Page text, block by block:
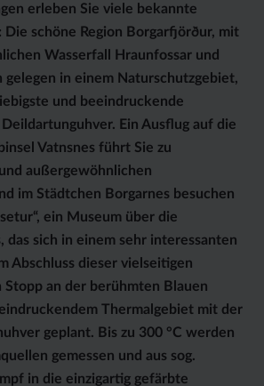
erleben Sie viele bekannte
Die schöne Region Borgarfjörður, mit
Wasserfall Hraunfossar und
gelegen in einem Naturschutzgebiet,
und beeindruckende
Ein Ausflug auf die
Vatnsnes führt Sie zu
außergewöhnlichen
im Städtchen Borgarnes besuchen
ein Museum über die
das sich in einem sehr interessanten
Abschluss dieser vielseitigen
an der berühmten Blauen
Thermalgebiet mit der
geplant. Bis zu 300 °C werden
gemessen und aus sog.
in die einzigartig gefärbte